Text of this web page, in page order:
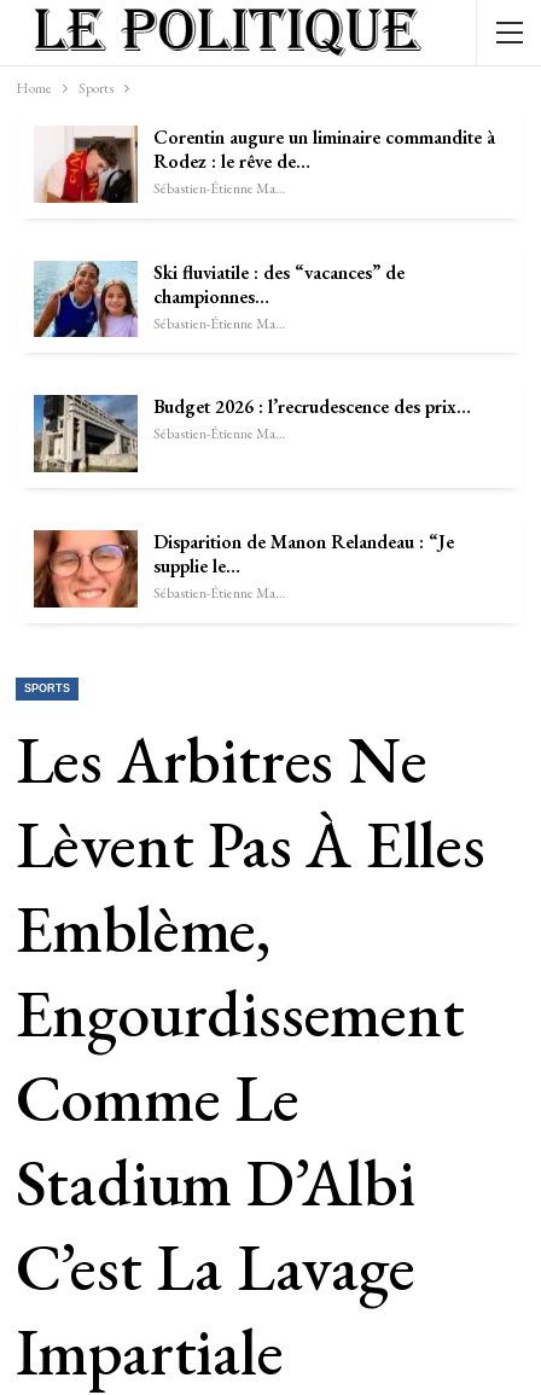
Home Sports
Corentin augure un liminaire commandite à
Rodez : le rêve de…
Sébastien-Étienne Marechal
Ski fluviatile : des “vacances” de
championnes…
Sébastien-Étienne Marechal
Budget 2026 : l’recrudescence des prix…
Sébastien-Étienne Marechal
Disparition de Manon Relandeau : “Je
supplie le…
Sébastien-Étienne Marechal
SPORTS
Les Arbitres Ne
Lèvent Pas À Elles
Emblème,
Engourdissement
Comme Le
Stadium D’Albi
C’est La Lavage
Impartiale